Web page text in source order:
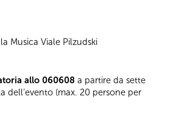
Musica Viale Pilzudski
allo 060608 a partire da sette
dell’evento (max. 20 persone per